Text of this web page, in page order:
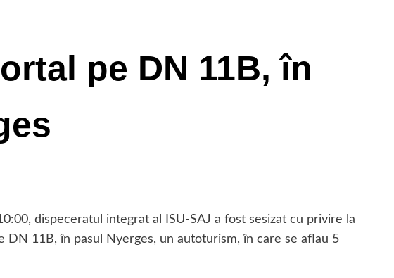
pe DN 11B, în
dispeceratul integrat al ISU-SAJ a fost sesizat cu privire la
11B, în pasul Nyerges, un autoturism, în care se aflau 5